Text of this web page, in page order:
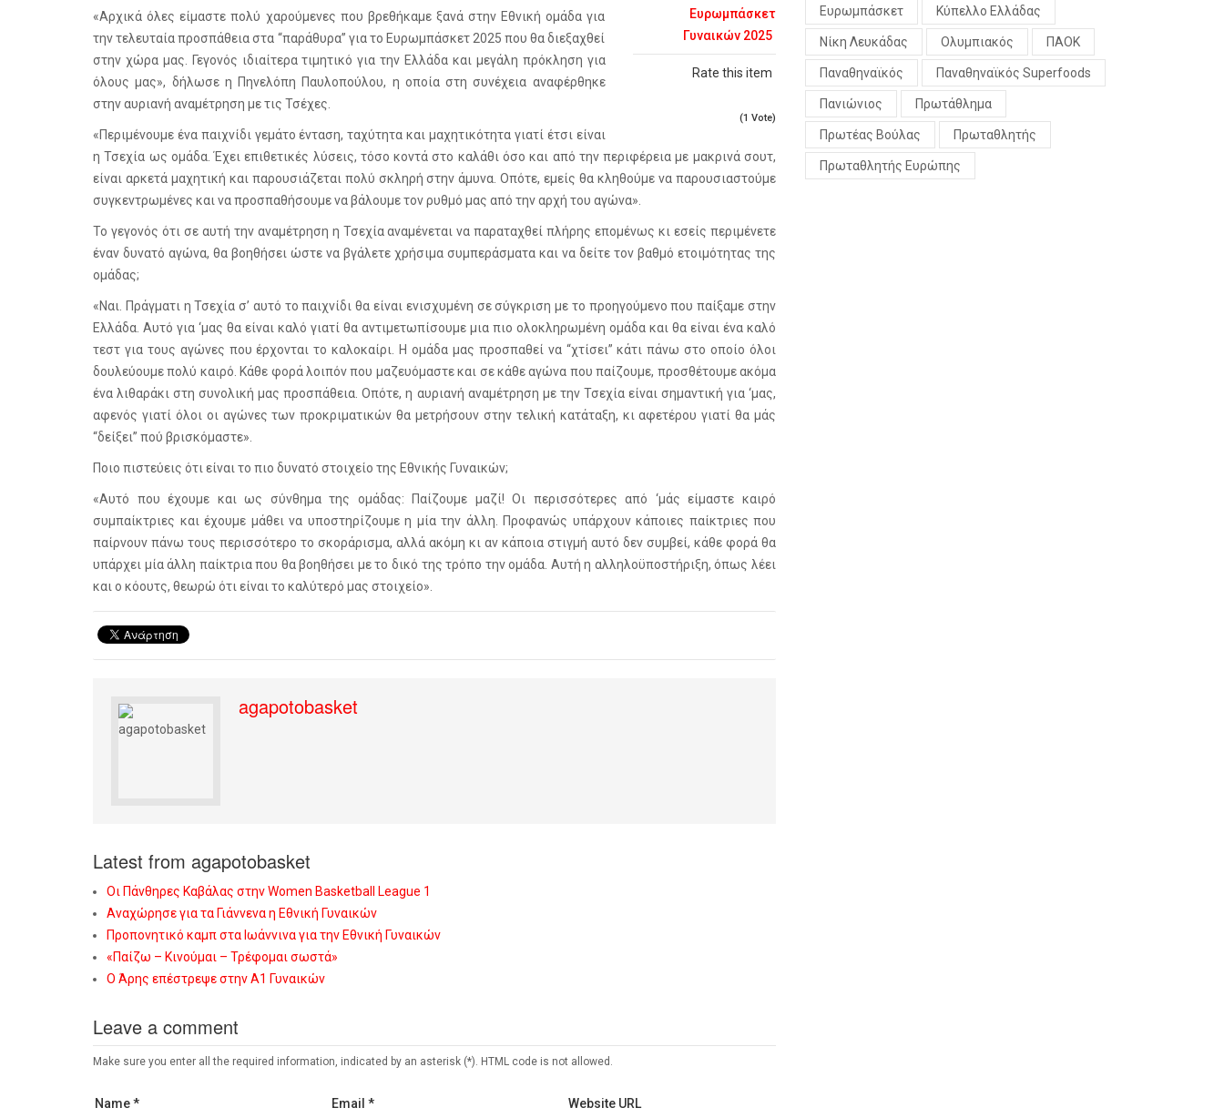
Ευρωμπάσκετ
Γυναικών 2025
Rate this item
(1 Vote)
«Αρχικά όλες είμαστε πολύ χαρούμενες που βρεθήκαμε ξανά στην Εθνική ομάδα για
την τελευταία προσπάθεια στα “παράθυρα” για το Ευρωμπάσκετ 2025 που θα διεξαχθεί
στην χώρα μας. Γεγονός ιδιαίτερα τιμητικό για την Ελλάδα και μεγάλη πρόκληση για
όλους μας», δήλωσε η Πηνελόπη Παυλοπούλου, η οποία στη συνέχεια αναφέρθηκε
στην αυριανή αναμέτρηση με τις Τσέχες.
«Περιμένουμε ένα παιχνίδι γεμάτο ένταση, ταχύτητα και μαχητικότητα γιατί έτσι είναι
η Τσεχία ως ομάδα. Έχει επιθετικές λύσεις, τόσο κοντά στο καλάθι όσο και από την περιφέρεια με μακρινά σουτ,
είναι αρκετά μαχητική και παρουσιάζεται πολύ σκληρή στην άμυνα. Οπότε, εμείς θα κληθούμε να παρουσιαστούμε
συγκεντρωμένες και να προσπαθήσουμε να βάλουμε τον ρυθμό μας από την αρχή του αγώνα».
Το γεγονός ότι σε αυτή την αναμέτρηση η Τσεχία αναμένεται να παραταχθεί πλήρης επομένως κι εσείς περιμένετε
έναν δυνατό αγώνα, θα βοηθήσει ώστε να βγάλετε χρήσιμα συμπεράσματα και να δείτε τον βαθμό ετοιμότητας της
ομάδας;
«Ναι. Πράγματι η Τσεχία σ’ αυτό το παιχνίδι θα είναι ενισχυμένη σε σύγκριση με το προηγούμενο που παίξαμε στην
Ελλάδα. Αυτό για ‘μας θα είναι καλό γιατί θα αντιμετωπίσουμε μια πιο ολοκληρωμένη ομάδα και θα είναι ένα καλό
τεστ για τους αγώνες που έρχονται το καλοκαίρι. Η ομάδα μας προσπαθεί να “χτίσει” κάτι πάνω στο οποίο όλοι
δουλεύουμε πολύ καιρό. Κάθε φορά λοιπόν που μαζευόμαστε και σε κάθε αγώνα που παίζουμε, προσθέτουμε ακόμα
ένα λιθαράκι στη συνολική μας προσπάθεια. Οπότε, η αυριανή αναμέτρηση με την Τσεχία είναι σημαντική για ‘μας,
αφενός γιατί όλοι οι αγώνες των προκριματικών θα μετρήσουν στην τελική κατάταξη, κι αφετέρου γιατί θα μάς
“δείξει” πού βρισκόμαστε».
Ποιο πιστεύεις ότι είναι το πιο δυνατό στοιχείο της Εθνικής Γυναικών;
«Αυτό που έχουμε και ως σύνθημα της ομάδας: Παίζουμε μαζί! Οι περισσότερες από ‘μάς είμαστε καιρό
συμπαίκτριες και έχουμε μάθει να υποστηρίζουμε η μία την άλλη. Προφανώς υπάρχουν κάποιες παίκτριες που
παίρνουν πάνω τους περισσότερο το σκοράρισμα, αλλά ακόμη κι αν κάποια στιγμή αυτό δεν συμβεί, κάθε φορά θα
υπάρχει μία άλλη παίκτρια που θα βοηθήσει με το δικό της τρόπο την ομάδα. Αυτή η αλληλοϋποστήριξη, όπως λέει
και ο κόουτς, θεωρώ ότι είναι το καλύτερό μας στοιχείο».
agapotobasket
Latest from agapotobasket
Οι Πάνθηρες Καβάλας στην Women Basketball League 1
Αναχώρησε για τα Γιάννενα η Εθνική Γυναικών
Προπονητικό καμπ στα Ιωάννινα για την Εθνική Γυναικών
«Παίζω – Κινούμαι – Τρέφομαι σωστά»
Ο Άρης επέστρεψε στην Α1 Γυναικών
Leave a comment
Make sure you enter all the required information, indicated by an asterisk (*). HTML code is not allowed.
Name * Email * Website URL
Ευρωμπάσκετ Κύπελλο Ελλάδας
Νίκη Λευκάδας Ολυμπιακός ΠΑΟΚ
Παναθηναϊκός Παναθηναϊκός Superfoods
Πανιώνιος Πρωτάθλημα
Πρωτέας Βούλας Πρωταθλητής
Πρωταθλητής Ευρώπης